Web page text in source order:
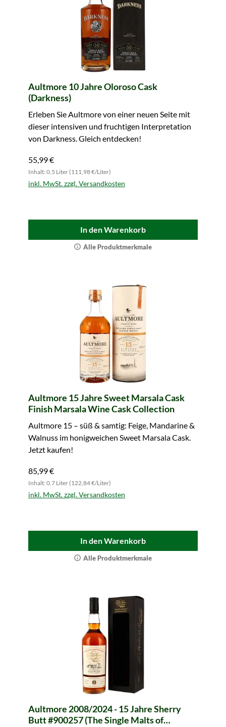
Aultmore 10 Jahre Oloroso Cask
(Darkness)
Erleben Sie Aultmore von einer neuen Seite mit
dieser intensiven und fruchtigen Interpretation
von Darkness. Gleich entdecken!
55,99 €
Inhalt: 0.5 Liter (111,98 €/Liter)
inkl. MwSt. zzgl. Versandkosten
In den Warenkorb
Alle Produktmerkmale
Aultmore 15 Jahre Sweet Marsala Cask
Finish Marsala Wine Cask Collection
Aultmore 15 – süß & samtig: Feige, Mandarine &
Walnuss im honigweichen Sweet Marsala Cask.
Jetzt kaufen!
85,99 €
Inhalt: 0.7 Liter (122,84 €/Liter)
inkl. MwSt. zzgl. Versandkosten
In den Warenkorb
Alle Produktmerkmale
Aultmore 2008/2024 - 15 Jahre Sherry
Butt #900257 (The Single Malts of